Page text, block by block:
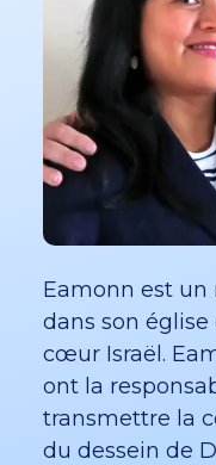
Eamonn est
dans son
cœur Israël.
ont la
transmettre la
du dessein de